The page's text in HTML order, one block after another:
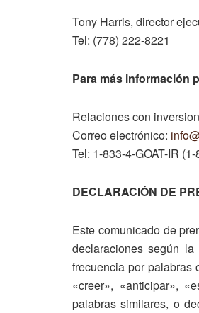
Tony Harris, director
Tel: (778) 222-8221
Para más información
Relaciones con
Correo electrónico:
Tel: 1-833-4-GOAT-IR
DECLARACIÓN DE
Este comunicado de
declaraciones según
frecuencia por palabras
«creer», «anticipar»,
palabras similares, o